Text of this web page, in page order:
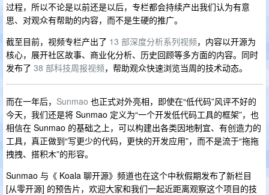
过程，所以不论是以前还是以后，专栏都会持续产出我们认为有意
思、对观众有帮助的内容，而不是生硬的推广。
截至目前，视频专栏产出了 13 部深度分析系列视频，内容以开源为
核心，展开社区故事、商业化分析、历史回顾等多方面的内容。同时
发布了 38 部科技周报视频，帮助观众快速浏览当周的技术动态。
而在一年后， Sunmao 也正式对外亮相，即使在“低代码”风评不好的
今天，我们还是将 Sunmao 定义为“一个开发低代码工具的框架”，也
相信在 Sunmao 的基础之上，可以构建出各类因地制宜、有创造力的
工具，真正做到“写更少的代码，更快的开发应用”，而不是流于“拖拖
拽拽、搭积木”的形容。
Sunmao 与《 Koala 聊开源》频道也在这个中秋假期发布了新栏目
[从零开源] 的预告片，欢迎大家和我们一起近距离观察这个项目的技